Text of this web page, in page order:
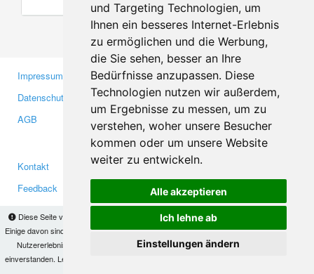
und Targeting Technologien, um
Ihnen ein besseres Internet-Erlebnis
zu ermöglichen und die Werbung,
die Sie sehen, besser an Ihre
Bedürfnisse anzupassen. Diese
Technologien nutzen wir außerdem,
um Ergebnisse zu messen, um zu
verstehen, woher unsere Besucher
kommen oder um unsere Website
weiter zu entwickeln.
Alle akzeptieren
Ich lehne ab
Einstellungen ändern
Diese Seite verwendet Cookies, um Informationen auf Ihrem Computer zu speichern.
Einige davon sind notwendig, damit unsere Seite funktioniert, andere helfen uns dabei, das
Nutzererlebnis zu verbessern. Mit der Nutzung dieser Seite erklären Sie sich damit
einverstanden. Lesen Sie unsere
Impressum
Datenschutzerklärung
AGB
Gewerbetreibende
Investoren
Medien
Kontakt
Feedback
Facebook
Twitter
YouTube
Google+